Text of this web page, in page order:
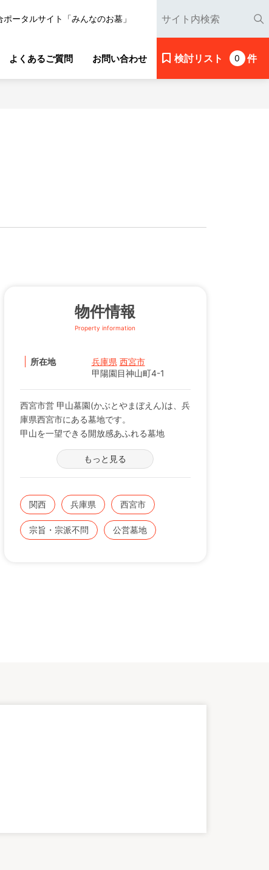
ータルサイト「みんなのお墓」
よくあるご質問 お問い合わせ 検討リスト 0 件
物件情報
Property information
所在地 兵庫県 西宮市
甲陽園目神山町4-1
西宮市営 甲山墓園(かぶとやまぼえん)は、兵
庫県西宮市にある墓地です。
甲山を一望できる開放感あふれる墓地
西宮市の管理する公営墓地です。
西宮市のシンボルの甲山を一望できます。
きのある環境。バス：阪急夙川駅から 阪急
バス「甲山墓園前経由」乗車 「甲山墓園
前」下車すぐ
もっと見る
関西 兵庫県 西宮市
宗旨・宗派不問 公営墓地